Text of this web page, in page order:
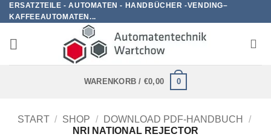
Zum
Inhalt
springen
ERSATZTEILE - AUTOMATEN - HANDBÜCHER -VENDING–
KAFFEEAUTOMATEN...
WARENKORB / €0,00 0
START / SHOP / DOWNLOAD PDF-HANDBUCH
/
NRI NATIONAL REJECTOR